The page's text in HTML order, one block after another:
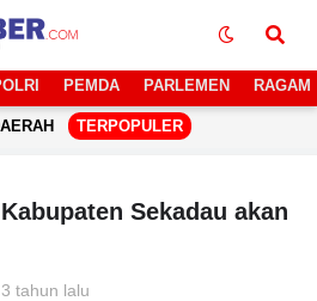
PEMDA PARLEMEN RAGAM
TERPOPULER
Sekadau akan
3 tahun lalu